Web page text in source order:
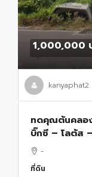
1,000,000
kanyaphat2
ทดคุณต้นคลอ
บิ๊กซี – โลตัส
ต้นไม้ คลอง 9
-
ที่ดิน